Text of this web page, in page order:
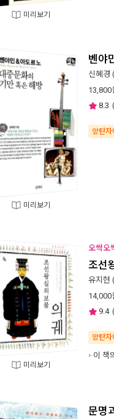
미리보기
미리보기
벤야
신혜경
13,800
8.3 (
양탄자
미리보기
오싹오
조선
유지현
14,000
9.4 (
양탄자
이 책
문명